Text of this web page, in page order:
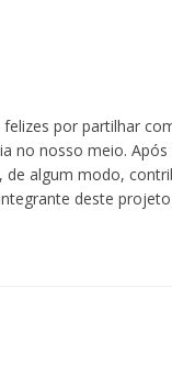
por partilhar
no nosso meio.
algum modo,
deste